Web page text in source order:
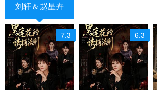
刘轩＆赵星卉
7.3 6.3